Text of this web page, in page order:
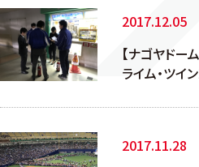
2017.12.05
【ナゴヤドー
ライム・ツイ
2017.11.28